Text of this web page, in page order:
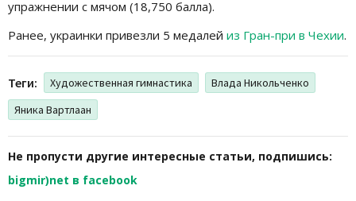
упражнении с мячом (18,750 балла).
Ранее, украинки привезли 5 медалей из Гран-при в Чехии.
Теги: Художественная гимнастика
Влада Никольченко
Яника Вартлаан
Не пропусти другие интересные статьи, подпишись:
bigmir)net в facebook